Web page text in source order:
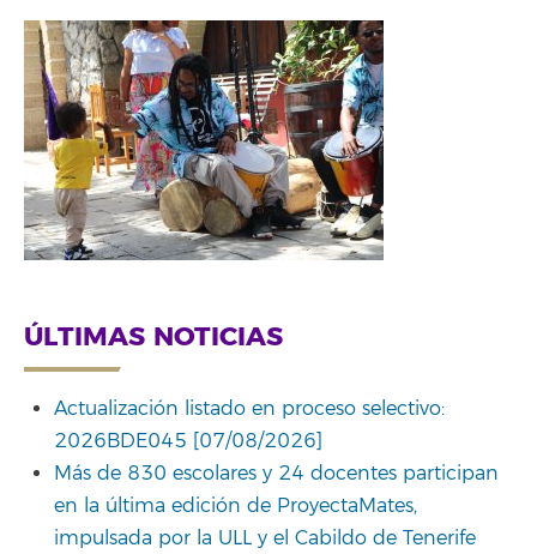
ÚLTIMAS NOTICIAS
Actualización listado en proceso selectivo:
2026BDE045 [07/08/2026]
Más de 830 escolares y 24 docentes participan
en la última edición de ProyectaMates,
impulsada por la ULL y el Cabildo de Tenerife